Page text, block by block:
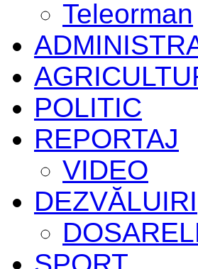
Teleorman
POLITIC
REPORTAJ
VIDEO
DEZVĂLUIRI